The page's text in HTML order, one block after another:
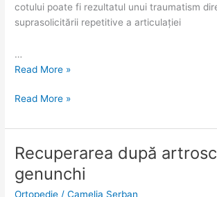
cotului poate fi rezultatul unui traumatism
suprasolicitării repetitive a articulației
…
Read More »
Read More »
Recuperarea după
genunchi
Ortopedie /Camelia Serban
Recuperarea
artroscopia
Recuperarea
artroscopia